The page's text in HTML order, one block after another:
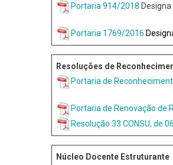
Portaria 914/2018
Portaria 1769/2016
Resoluções de
Portaria de
Portaria de Renovação de
Resolução 33 CONSU, de
Núcleo Docente Estruturante